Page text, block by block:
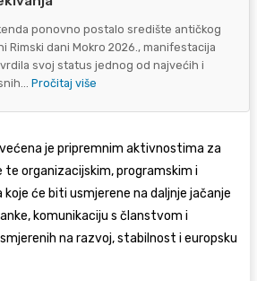
ponovno postalo središte antičkog
Rimski dani Mokro 2026., manifestacija
svoj status jednog od najvećih i
Pročitaj više
je pripremnim aktivnostima za
te organizacijskim, programskim i
će biti usmjerene na daljnje jačanje
komunikaciju s članstvom i
na razvoj, stabilnost i europsku